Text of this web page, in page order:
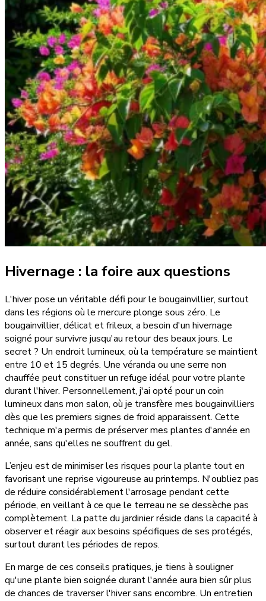
Hivernage : la foire aux questions
L'hiver pose un véritable défi pour le bougainvillier, surtout
dans les régions où le mercure plonge sous zéro. Le
bougainvillier, délicat et frileux, a besoin d'un hivernage
soigné pour survivre jusqu'au retour des beaux jours. Le
secret ? Un endroit lumineux, où la température se maintient
entre 10 et 15 degrés. Une véranda ou une serre non
chauffée peut constituer un refuge idéal pour votre plante
durant l'hiver. Personnellement, j'ai opté pour un coin
lumineux dans mon salon, où je transfère mes bougainvilliers
dès que les premiers signes de froid apparaissent. Cette
technique m'a permis de préserver mes plantes d'année en
année, sans qu'elles ne souffrent du gel.
L’enjeu est de minimiser les risques pour la plante tout en
favorisant une reprise vigoureuse au printemps. N'oubliez pas
de réduire considérablement l'arrosage pendant cette
période, en veillant à ce que le terreau ne se dessèche pas
complètement. La patte du jardinier réside dans la capacité à
observer et réagir aux besoins spécifiques de ses protégés,
surtout durant les périodes de repos.
En marge de ces conseils pratiques, je tiens à souligner
qu'une plante bien soignée durant l'année aura bien sûr plus
de chances de traverser l'hiver sans encombre. Un entretien